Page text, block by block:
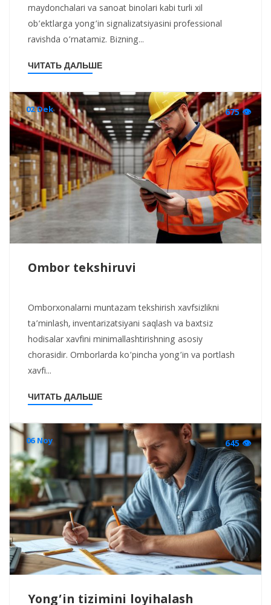
maydonchalari va sanoat binolari kabi turli xil
ob’ektlarga yong’in signalizatsiyasini professional
ravishda o’rnatamiz. Bizning...
ЧИТАТЬ ДАЛЬШЕ
02 Dek 675 👁
Ombor tekshiruvi
Omborxonalarni muntazam tekshirish xavfsizlikni
ta’minlash, inventarizatsiyani saqlash va baxtsiz
hodisalar xavfini minimallashtirishning asosiy
chorasidir. Omborlarda ko’pincha yong’in va portlash
xavfi...
ЧИТАТЬ ДАЛЬШЕ
06 Noy 645 👁
Yong’in tizimini loyihalash